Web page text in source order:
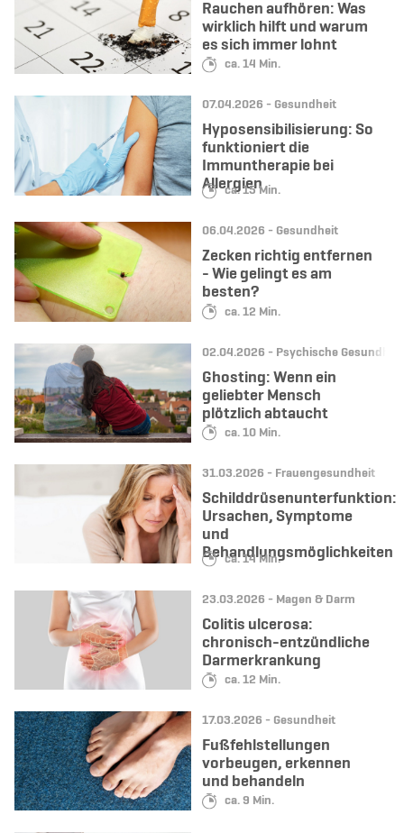
Lesedauer:
ca. 14 Min.
Rauchen aufhören: Was
wirklich hilft und warum
es sich immer lohnt
Datum:
07.04.2026 - Kategorie:
Gesundheit
Lesedauer:
ca. 15 Min.
Hyposensibilisierung: So
funktioniert die
Immuntherapie bei
Allergien
Datum:
06.04.2026 - Kategorie:
Gesundheit
Lesedauer:
ca. 12 Min.
Zecken richtig entfernen
- Wie gelingt es am
besten?
Datum:
02.04.2026 - Kategorie:
Psychische Gesundheit
Lesedauer:
ca. 10 Min.
Ghosting: Wenn ein
geliebter Mensch
plötzlich abtaucht
Datum:
31.03.2026 - Kategorie:
Frauengesundheit
Lesedauer:
ca. 14 Min.
Schilddrüsenunterfunktion:
Ursachen, Symptome
und
Behandlungsmöglichkeiten
Datum:
23.03.2026 - Kategorie:
Magen & Darm
Lesedauer:
ca. 12 Min.
Colitis ulcerosa:
chronisch-entzündliche
Darmerkrankung
Datum:
17.03.2026 - Kategorie:
Gesundheit
Lesedauer:
ca. 9 Min.
Fußfehlstellungen
vorbeugen, erkennen
und behandeln